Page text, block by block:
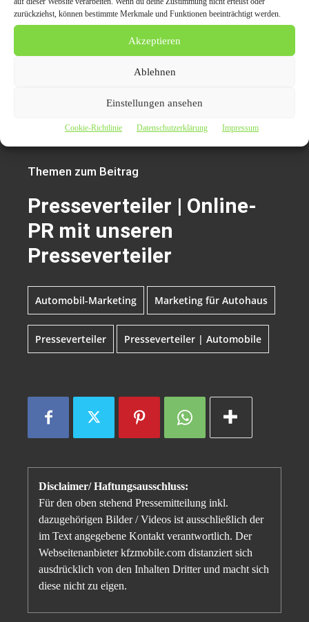
zurückziehst, können bestimmte Merkmale und Funktionen beeinträchtigt werden.
Akzeptieren
Ablehnen
Einstellungen ansehen
Cookie-Richtlinie Datenschutzerklärung Impressum
Deutschland
https://www.prnews24.com/presseverteiler/
Email:kontakt@carpr.de
Presseverteiler | Online-PR mit unseren
Themen zum Beitrag
Presseverteiler | Online-
PR mit unseren
Presseverteiler
Automobil-Marketing Marketing für Autohaus
Presseverteiler Presseverteiler | Automobile
Disclaimer/ Haftungsausschluss:
Für den oben stehend Pressemitteilung inkl.
dazugehörigen Bilder / Videos ist ausschließlich der
im Text angegebene Kontakt verantwortlich. Der
Webseitenanbieter kfzmobile.com distanziert sich
ausdrücklich von den Inhalten Dritter und macht sich
diese nicht zu eigen.